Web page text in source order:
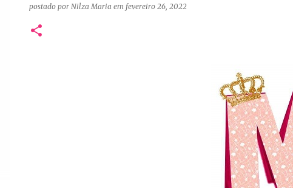
postado por Nilza Maria em fevereiro 26, 2022